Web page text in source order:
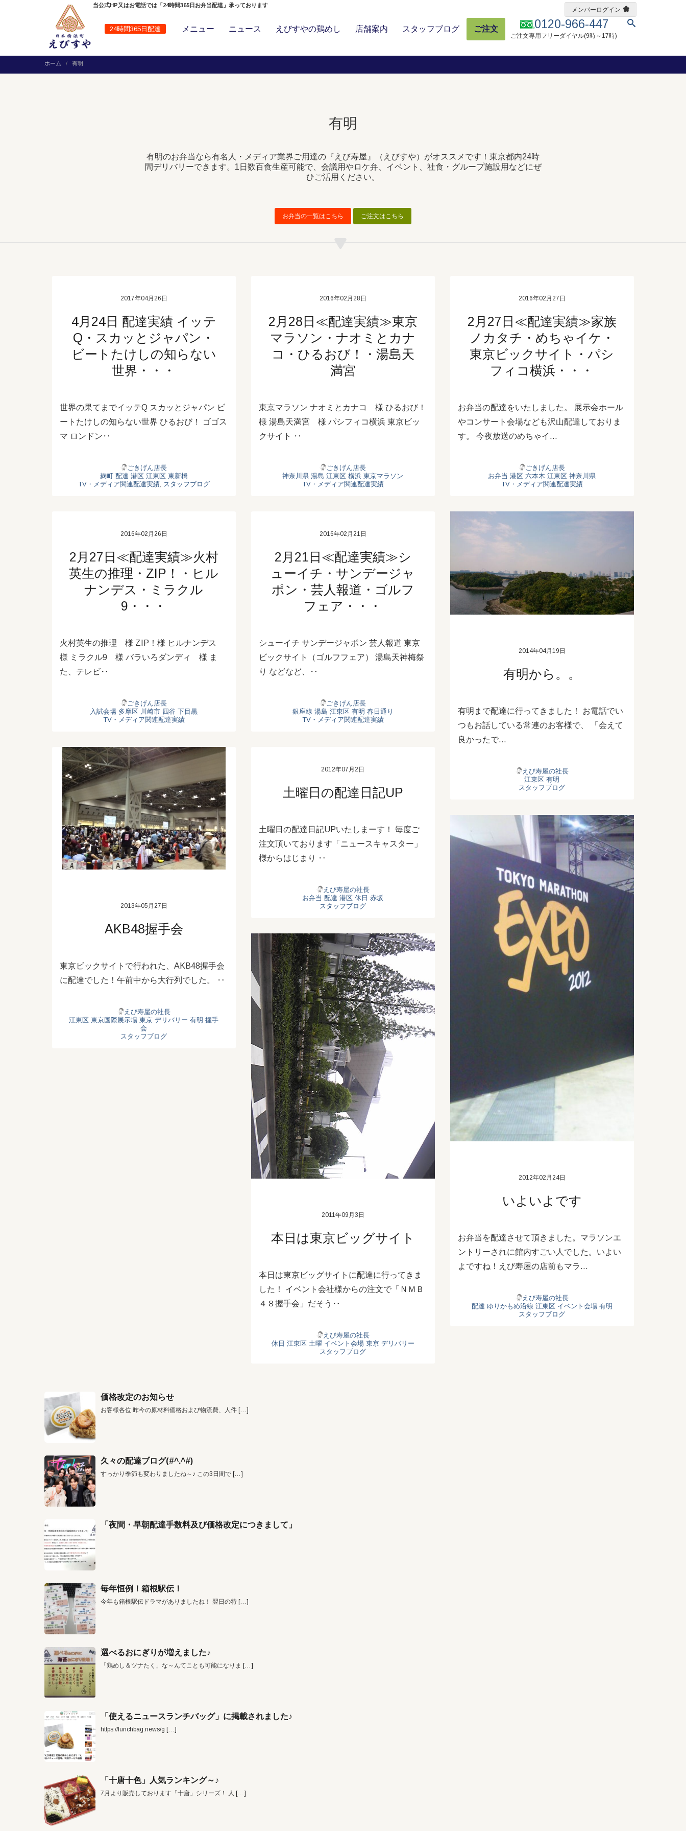
24時間365日配達 0120-966-447
ご注文専用フリーダイヤル(9時～17時)
メニュー ニュース えびすやの鶏めし 店舗案内 スタッフブログ ご注文
当公式HP又はお電話では「24時間365日お弁当配達」承っております
メンバーログイン
ホーム 有明
有明
有明のお弁当なら有名人・メディア業界ご用達の『えび寿屋』（えびすや）がオススメです！東京都内24時
間デリバリーできます。1日数百食生産可能で、会議用やロケ弁、イベント、社食・グループ施設用などにぜ
ひご活用ください。
お弁当の一覧はこちら ご注文はこちら
2017年04月26日
4月24日 配達実績 イッテ
Q・スカッとジャパン・
ビートたけしの知らない
世界・・・
世界の果てまでイッテQ スカッとジャパン ビ
ートたけしの知らない世界 ひるおび！ ゴゴス
マ ロンドン‥
ごきげん店長
麹町 配達 港区 江東区 東新橋
TV・メディア関連配達実績, スタッフブログ
2016年02月28日
2月28日≪配達実績≫東京
マラソン・ナオミとカナ
コ・ひるおび！・湯島天
満宮
東京マラソン ナオミとカナコ 様 ひるおび！
様 湯島天満宮 様 パシフィコ横浜 東京ビッ
クサイト ‥
ごきげん店長
神奈川県 湯島 江東区 横浜 東京マラソン
TV・メディア関連配達実績
2016年02月27日
2月27日≪配達実績≫家族
ノカタチ・めちゃイケ・
東京ビックサイト・パシ
フィコ横浜・・・
お弁当の配達をいたしました。 展示会ホール
やコンサート会場なども沢山配達しておりま
す。 今夜放送のめちゃイ…
ごきげん店長
お弁当 港区 六本木 江東区 神奈川県
TV・メディア関連配達実績
2016年02月26日
2月27日≪配達実績≫火村
英生の推理・ZIP！・ヒル
ナンデス・ミラクル
9・・・
火村英生の推理 様 ZIP！様 ヒルナンデス
様 ミラクル9 様 バラいろダンディ 様 ま
た、テレビ‥
ごきげん店長
入試会場 多摩区 川崎市 四谷 下目黒
TV・メディア関連配達実績
2016年02月21日
2月21日≪配達実績≫シ
ューイチ・サンデージャ
ポン・芸人報道・ゴルフ
フェア・・・
シューイチ サンデージャポン 芸人報道 東京
ビックサイト（ゴルフフェア） 湯島天神梅祭
り などなど、‥
ごきげん店長
銀座線 湯島 江東区 有明 春日通り
TV・メディア関連配達実績
2014年04月19日
有明から。。
有明まで配達に行ってきました！ お電話でい
つもお話している常連のお客様で、 「会えて
良かったで…
えび寿屋の社長
江東区 有明
スタッフブログ
2013年05月27日
AKB48握手会
東京ビックサイトで行われた、AKB48握手会
に配達でした！午前中から大行列でした。 ‥
えび寿屋の社長
江東区 東京国際展示場 東京 デリバリー 有明 握手
会
スタッフブログ
2012年07月2日
土曜日の配達日記UP
土曜日の配達日記UPいたしまーす！ 毎度ご
注文頂いております「ニュースキャスター」
様からはじまり ‥
えび寿屋の社長
お弁当 配達 港区 休日 赤坂
スタッフブログ
2012年02月24日
いよいよです
お弁当を配達させて頂きました。マラソンエ
ントリーされに館内すごい人でした。いよい
よですね！えび寿屋の店前もマラ…
えび寿屋の社長
配達 ゆりかもめ沿線 江東区 イベント会場 有明
スタッフブログ
2011年09月3日
本日は東京ビッグサイト
本日は東京ビッグサイトに配達に行ってきま
した！ イベント会社様からの注文で「ＮＭＢ
４８握手会」だそう‥
えび寿屋の社長
休日 江東区 土曜 イベント会場 東京 デリバリー
スタッフブログ
価格改定のお知らせ
お客様各位 昨今の原材料価格および物流費、人件 […]
久々の配達ブログ(#^.^#)
すっかり季節も変わりましたね～♪ この3日間で […]
「夜間・早朝配達手数料及び価格改定につきまして」
毎年恒例！箱根駅伝！
今年も箱根駅伝ドラマがありましたね！ 翌日の特 […]
選べるおにぎりが増えました♪
「鶏めし＆ツナたく」な～んてことも可能になりま […]
「使えるニュースランチバッグ」に掲載されました♪
https://lunchbag.news/g […]
「十唐十色」人気ランキング～♪
7月より販売しております「十唐」シリーズ！ 人 […]